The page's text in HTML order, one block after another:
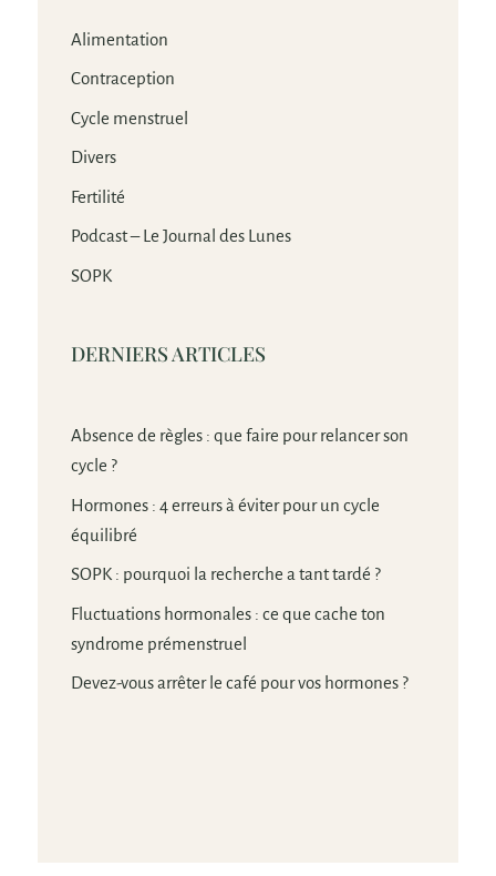
Alimentation
Contraception
Cycle menstruel
Divers
Fertilité
Podcast – Le Journal des Lunes
SOPK
DERNIERS ARTICLES
Absence de règles : que faire pour relancer son
cycle ?
Hormones : 4 erreurs à éviter pour un cycle
équilibré
SOPK : pourquoi la recherche a tant tardé ?
Fluctuations hormonales : ce que cache ton
syndrome prémenstruel
Devez-vous arrêter le café pour vos hormones ?